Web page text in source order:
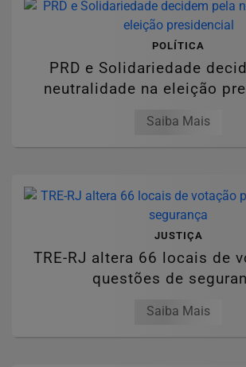
POLÍTICA
PRD e Solidariedade
neutralidade na eleição
Saiba Mais
JUSTIÇA
TRE-RJ altera 66 locais de
questões de
Saiba Mais